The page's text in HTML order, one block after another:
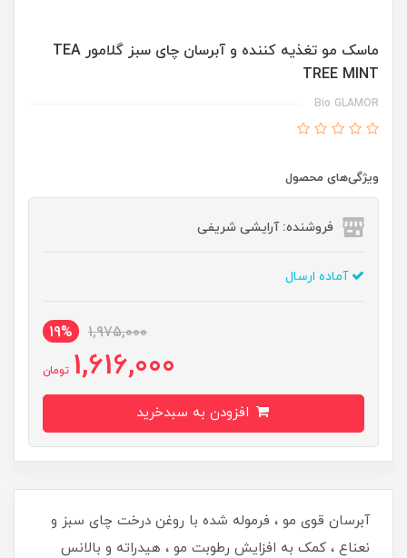
ماسک مو تغذیه کننده و آبرسان چای سبز گلامور TEA
TREE MINT
Bio GLAMOR
ویژگی‌های محصول
فروشنده: آرایشی شریفی
آماده ارسال
1,975,000
19%
1,616,000 تومان
آبرسان قوی مو ، فرموله شده با روغن درخت چای سبز و
نعناع ، کمک به افزایش رطوبت مو ، هیدراته و بالانس